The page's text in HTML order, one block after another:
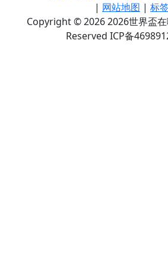
| 网站地图 | 标
Copyright © 2026 2026世界盃
Reserved ICP备